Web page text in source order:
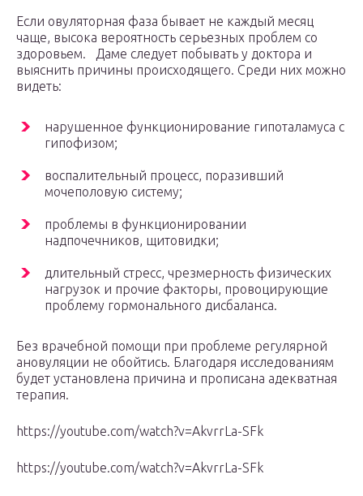
Если овуляторная фаза бывает не каждый месяц
чаще, высока вероятность серьезных проблем со
здоровьем. Даме следует побывать у доктора и
выяснить причины происходящего. Среди них можно
видеть:
нарушенное функционирование гипоталамуса с
гипофизом;
воспалительный процесс, поразивший
мочеполовую систему;
проблемы в функционировании
надпочечников, щитовидки;
длительный стресс, чрезмерность физических
нагрузок и прочие факторы, провоцирующие
проблему гормонального дисбаланса.
Без врачебной помощи при проблеме регулярной
ановуляции не обойтись. Благодаря исследованиям
будет установлена причина и прописана адекватная
терапия.
https://youtube.com/watch?v=AkvrrLa-SFk
https://youtube.com/watch?v=AkvrrLa-SFk